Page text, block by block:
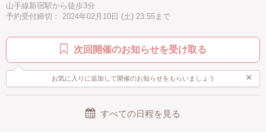
山手線新宿駅から徒歩3分
予約受付締切： 2024年02月10日 (土) 23:55まで
次回開催のお知らせを受け取る
お気に入りに追加して開催のお知らせをもらいましょう ×
すべての日程を見る